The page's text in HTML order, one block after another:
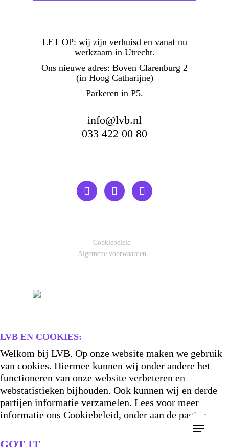
LET OP: wij zijn verhuisd en vanaf nu
werkzaam in Utrecht.
Ons nieuwe adres: Boven Clarenburg 2
(in Hoog Catharijne)
Parkeren in P5.
info@lvb.nl
033 422 00 80
Cookiebeleid
Algemene voorwaarden
LVB EN COOKIES:
Welkom bij LVB. Op onze website maken we gebruik
van cookies. Hiermee kunnen wij onder andere het
functioneren van onze website verbeteren en
webstatistieken bijhouden. Ook kunnen wij en derde
partijen informatie verzamelen. Lees voor meer
informatie ons Cookiebeleid, onder aan de pagina.
GOT IT